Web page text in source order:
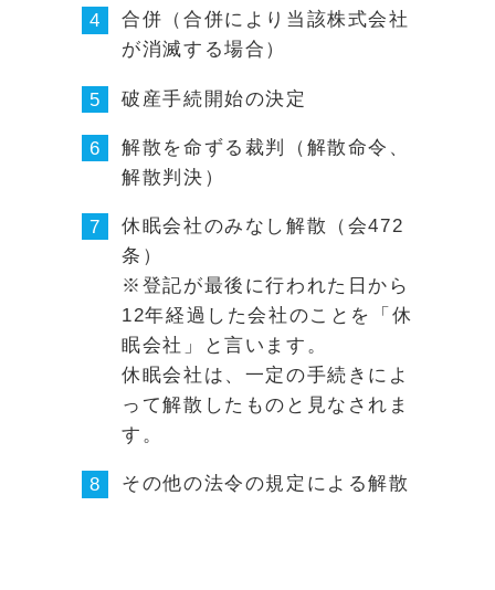
4
合併（合併により当該株式会社
が消滅する場合）
5 破産手続開始の決定
6
解散を命ずる裁判（解散命令、
解散判決）
7
休眠会社のみなし解散（会472
条）
※登記が最後に行われた日から
12年経過した会社のことを「休
眠会社」と言います。
休眠会社は、一定の手続きによ
って解散したものと見なされま
す。
8 その他の法令の規定による解散